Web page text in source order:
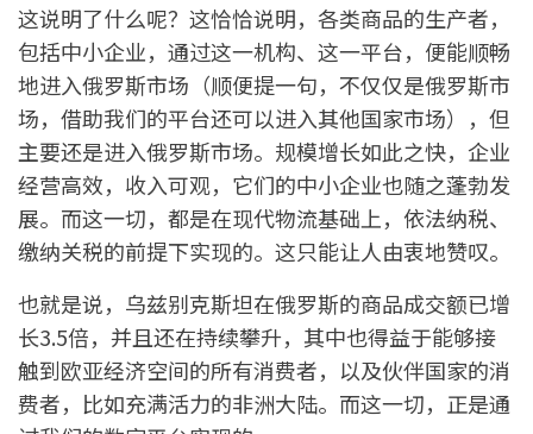
这说明了什么呢？这恰恰说明，各类商品的生产者，
包括中小企业，通过这一机构、这一平台，便能顺畅
地进入俄罗斯市场（顺便提一句，不仅仅是俄罗斯市
场，借助我们的平台还可以进入其他国家市场），但
主要还是进入俄罗斯市场。规模增长如此之快，企业
经营高效，收入可观，它们的中小企业也随之蓬勃发
展。而这一切，都是在现代物流基础上，依法纳税、
缴纳关税的前提下实现的。这只能让人由衷地赞叹。
也就是说，乌兹别克斯坦在俄罗斯的商品成交额已增
长3.5倍，并且还在持续攀升，其中也得益于能够接
触到欧亚经济空间的所有消费者，以及伙伴国家的消
费者，比如充满活力的非洲大陆。而这一切，正是通